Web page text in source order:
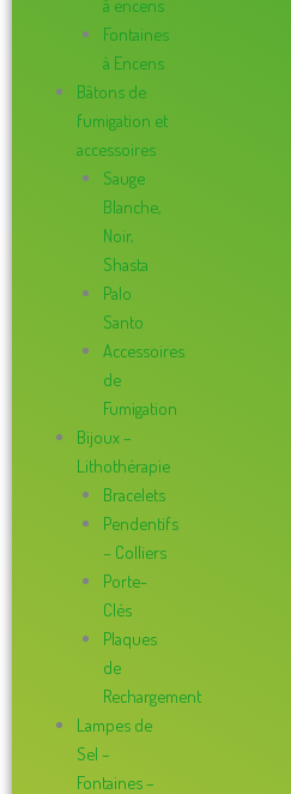
à encens
Fontaines
à Encens
Bâtons de
fumigation et
accessoires
Sauge
Blanche,
Noir,
Shasta
Palo
Santo
Accessoires
de
Fumigation
Bijoux –
Lithothérapie
Bracelets
Pendentifs
– Colliers
Porte-
Clés
Plaques
de
Rechargement
Lampes de
Sel –
Fontaines –